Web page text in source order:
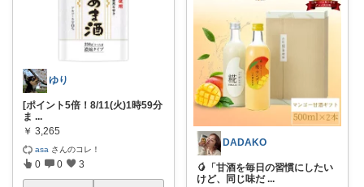
ゆり
[ポイント5倍！8/11(火)1時59分
ま ...
￥ 3,265
asa さんのコレ！
0 0 3
DADAKO
🥭「甘酒を毎日の習慣にしたい
けど、同じ味だ ...